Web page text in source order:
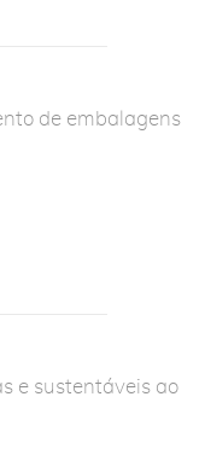
de embalagens
e sustentáveis ao